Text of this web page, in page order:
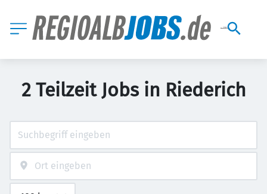
2 Teilzeit Jobs in Riederich